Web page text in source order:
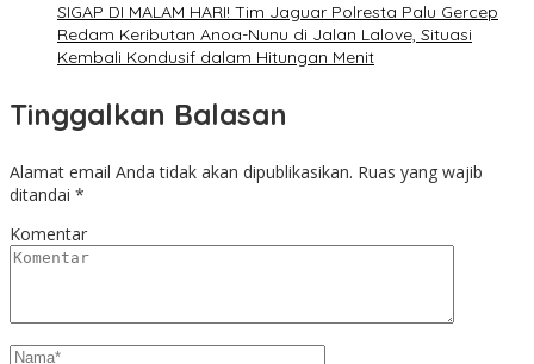
SIGAP DI MALAM HARI! Tim Jaguar Polresta Palu Gercep
Redam Keributan Anoa-Nunu di Jalan Lalove, Situasi
Kembali Kondusif dalam Hitungan Menit
Tinggalkan Balasan
Alamat email Anda tidak akan dipublikasikan. Ruas yang wajib
ditandai *
Komentar